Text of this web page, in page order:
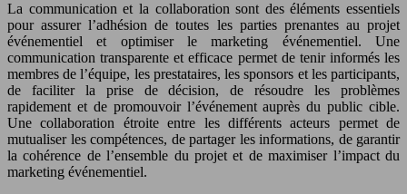
La communication et la collaboration sont des éléments essentiels
pour assurer l’adhésion de toutes les parties prenantes au projet
événementiel et optimiser le marketing événementiel. Une
communication transparente et efficace permet de tenir informés les
membres de l’équipe, les prestataires, les sponsors et les participants,
de faciliter la prise de décision, de résoudre les problèmes
rapidement et de promouvoir l’événement auprès du public cible.
Une collaboration étroite entre les différents acteurs permet de
mutualiser les compétences, de partager les informations, de garantir
la cohérence de l’ensemble du projet et de maximiser l’impact du
marketing événementiel.